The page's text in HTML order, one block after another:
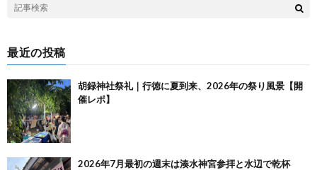
最近の投稿
胡録神社祭礼｜行徳に夏到来、2026年の祭り風景【開
催レポ】
2026年7月最初の週末は湊水神宮参拝と水辺で乾杯